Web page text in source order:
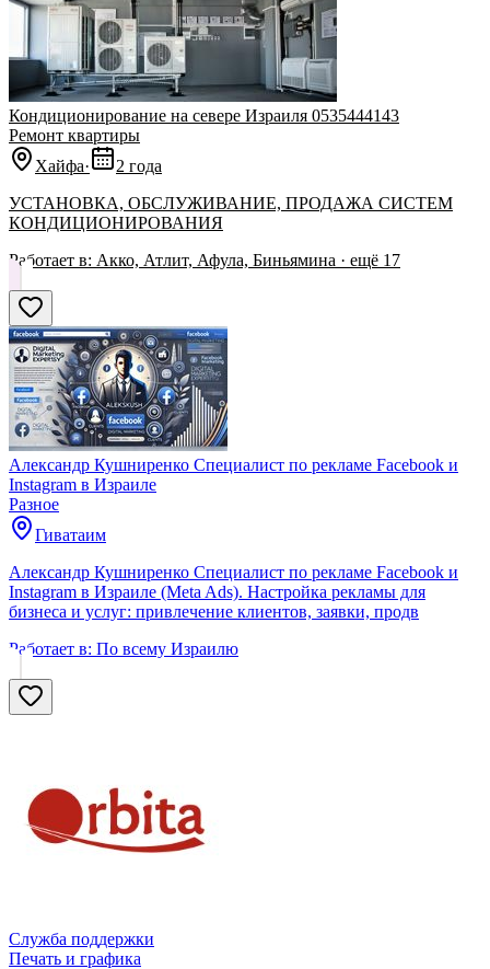
Кондиционирование на севере Израиля 0535444143
Ремонт квартиры
Хайфа·
2 года
УСТАНОВКА, ОБСЛУЖИВАНИЕ, ПРОДАЖА СИСТЕМ
КОНДИЦИОНИРОВАНИЯ
Работает в: Акко, Атлит, Афула, Биньямина · ещё 17
Александр Кушниренко Специалист по рекламе Facebook и
Instagram в Израиле
Разное
Гиватаим
Александр Кушниренко Специалист по рекламе Facebook и
Instagram в Израиле (Meta Ads). Настройка рекламы для
бизнеса и услуг: привлечение клиентов, заявки, продв
Работает в: По всему Израилю
Служба поддержки
Печать и графика